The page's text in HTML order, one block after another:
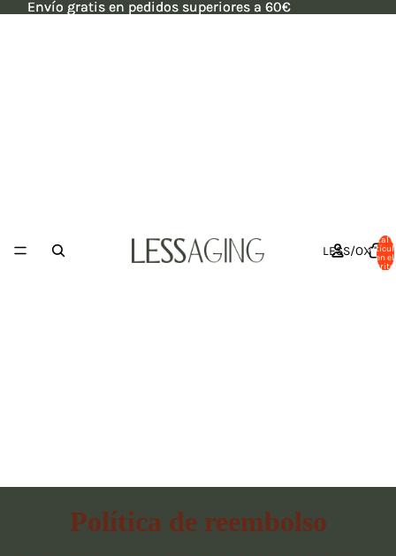
Envío gratis en pedidos superiores a 60€
Envío gratis en pedidos superiores a 60€
LESS/OX
Total
en el
Política de reembolso